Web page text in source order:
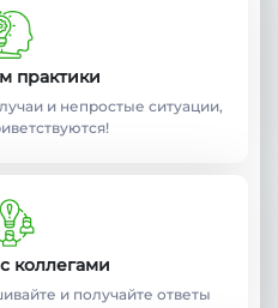
практики
и непростые ситуации,
коллегами
и получайте ответы